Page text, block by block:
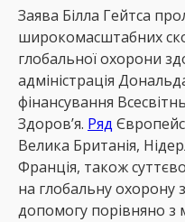
Заява Білла Гейтса
широкомасштабних
глобальної охорони
адміністрація
фінансування
Здоров’я. Ряд
Велика Британія,
Франція, також
на глобальну охорону
допомогу порівняно